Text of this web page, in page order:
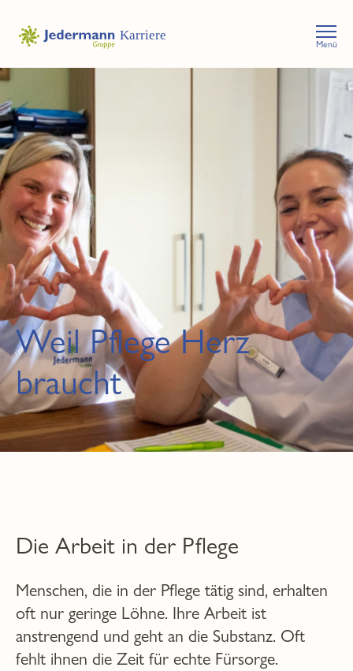
Menü
Weil Pflege Herz
braucht
Die Arbeit in der Pflege
Menschen, die in der Pflege tätig sind, erhalten
oft nur geringe Löhne. Ihre Arbeit ist
anstrengend und geht an die Substanz. Oft
fehlt ihnen die Zeit für echte Fürsorge.